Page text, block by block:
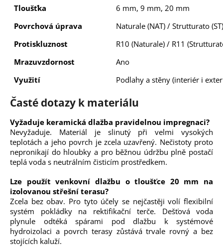
Tloušťka
6 mm, 9 mm, 20 mm
Povrchová úprava
Naturale (NAT) / Strutturato (ST)
Protiskluznost
R10 (Naturale) / R11
Mrazuvzdornost
Ano
Využití
Podlahy a stěny (interiér i
Časté dotazy k materiálu
Vyžaduje keramická dlažba pravidelnou impregnaci?
Nevyžaduje. Materiál je slinutý při velmi vysokých
teplotách a jeho povrch je zcela uzavřený. Nečistoty proto
nepronikají do hloubky a pro běžnou údržbu plně postačí
teplá voda s neutrálním čisticím prostředkem.
Lze použít venkovní dlažbu o tloušťce 20 mm na
izolovanou střešní terasu?
Zcela bez obav. Pro tyto účely se nejčastěji volí flexibilní
systém pokládky na rektifikační terče. Dešťová voda
plynule odtéká spárami pod dlažbu k systémové
hydroizolaci a povrch terasy zůstává trvale rovný a bez
stojících kaluží.